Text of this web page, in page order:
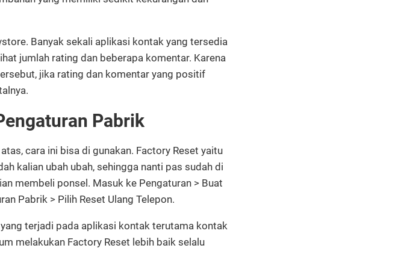
Banyak sekali aplikasi kontak yang tersedia
jumlah rating dan beberapa komentar. Karena
jika rating dan komentar yang positif
Pabrik
cara ini bisa di gunakan. Factory Reset yaitu
kalian ubah ubah, sehingga nanti pas sudah di
membeli ponsel. Masuk ke Pengaturan > Buat
Pabrik > Pilih Reset Ulang Telepon.
terjadi pada aplikasi kontak terutama kontak
melakukan Factory Reset lebih baik selalu